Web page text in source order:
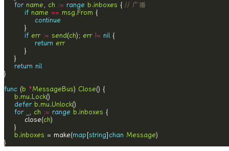
for name ch := range b .inboxes { // 广播
if name == msg .From
continue
if err := send(ch); err != nil
return err
return nil
func (b *MessageBus) Close
b .mu.Lock
defer b .mu.Unlock
for
ch := range b .inboxes
		close(
ch
b .inboxes = make(map[string] chan Message
}